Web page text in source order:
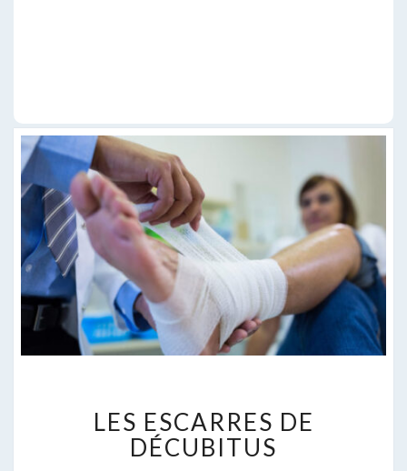
ESCARRES
DE
DÉCUBITUS
LES ESCARRES DE
DÉCUBITUS